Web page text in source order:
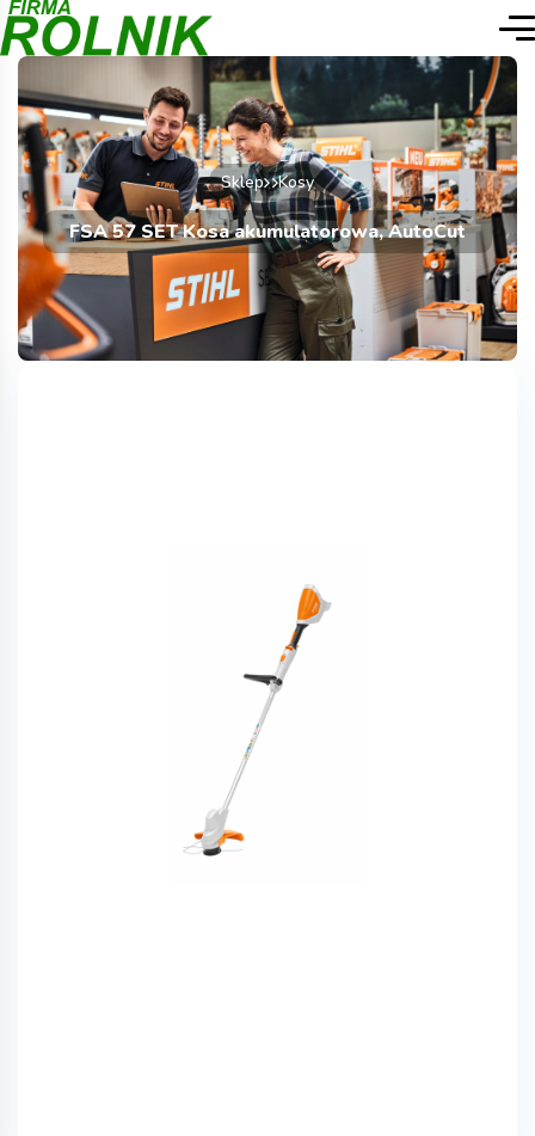
Sklep Kosy
FSA 57 SET Kosa akumulatorowa, AutoCut